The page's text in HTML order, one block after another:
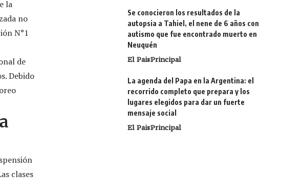
la
no
N°1
de
Debido
clases
Se conocieron los resultados de la
autopsia a Tahiel, el nene de 6 años con
autismo que fue encontrado muerto en
Neuquén
El PaisPrincipal
La agenda del Papa en la Argentina: el
recorrido completo que prepara y los
lugares elegidos para dar un fuerte
mensaje social
El PaisPrincipal